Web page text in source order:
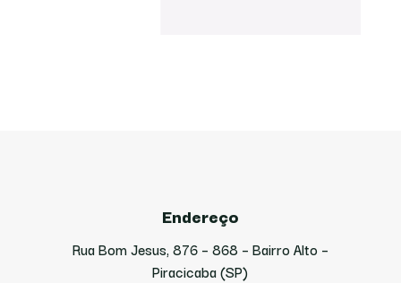
Endereço
Rua Bom Jesus, 876 – 868 – Bairro Alto –
Piracicaba (SP)